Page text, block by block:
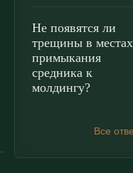
Не появятся ли
трещины в местах
примыкания
средника к
молдингу?
Все